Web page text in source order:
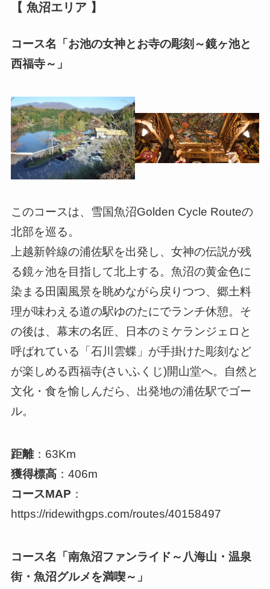
【 魚沼エリア 】
コース名「お池の女神とお寺の彫刻～鏡ヶ池と
西福寺～」
このコースは、雪国魚沼Golden Cycle Routeの
北部を巡る。
上越新幹線の浦佐駅を出発し、女神の伝説が残
る鏡ヶ池を目指して北上する。魚沼の黄金色に
染まる田園風景を眺めながら戻りつつ、郷土料
理が味わえる道の駅ゆのたにでランチ休憩。そ
の後は、幕末の名匠、日本のミケランジェロと
呼ばれている「石川雲蝶」が手掛けた彫刻など
が楽しめる西福寺(さいふくじ)開山堂へ。自然と
文化・食を愉しんだら、出発地の浦佐駅でゴー
ル。
距離：63Km
獲得標高：406m
コースMAP ：
https://ridewithgps.com/routes/40158497
コース名「南魚沼ファンライド～八海山・温泉
街・魚沼グルメを満喫～」